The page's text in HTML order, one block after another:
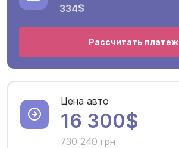
334$
Рассчитать платеж
Цена авто
16 300$
730 240 грн